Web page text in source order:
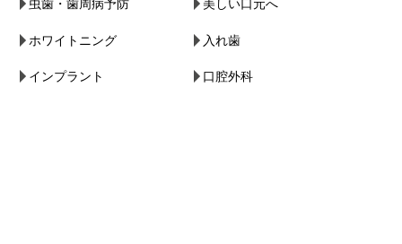
虫歯・歯周病予防 美しい口元へ
ホワイトニング 入れ歯
インプラント 口腔外科